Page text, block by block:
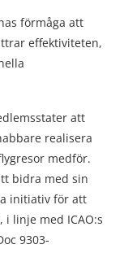
förmåga att
effektiviteten,
att
realisera
medför.
bidra med sin
initiativ för att
linje med ICAO:s
9303-